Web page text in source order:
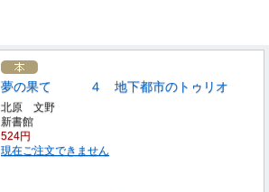
夢の果て ４ 地下都市のトゥリオ
北原 文野
新書館
524円
現在ご注文できません